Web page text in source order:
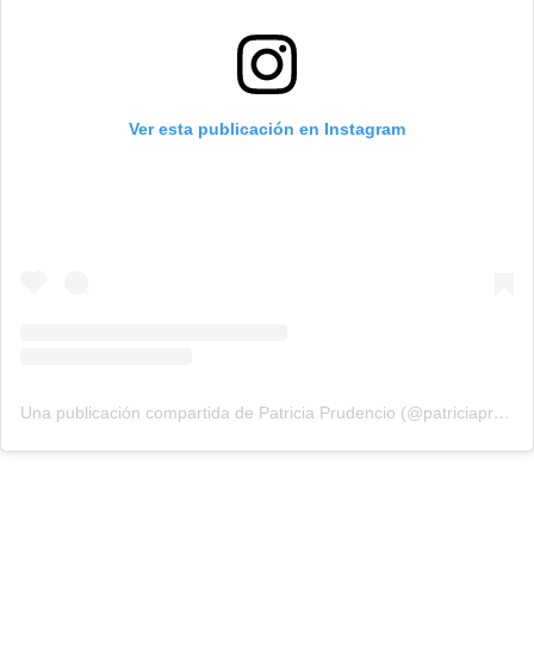
Ver esta publicación en Instagram
Una publicación compartida de Patricia Prudencio (@patriciaprudencio98)